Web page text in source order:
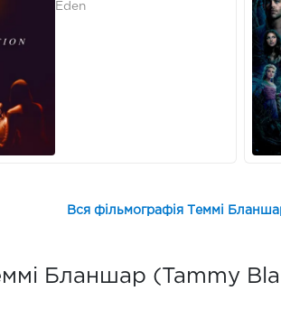
Eden
Вся фільмографія Теммі
Бланшар (Tammy